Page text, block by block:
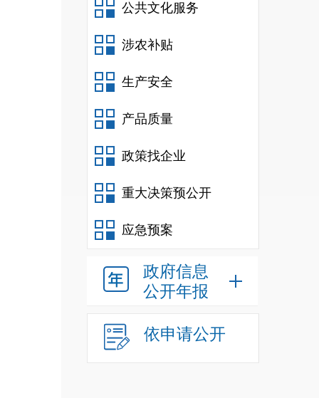
公共文化服务
涉农补贴
生产安全
产品质量
政策找企业
重大决策预公开
应急预案
政府信息
公开年报
依申请公开